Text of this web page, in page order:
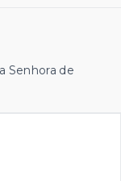
Senhora de